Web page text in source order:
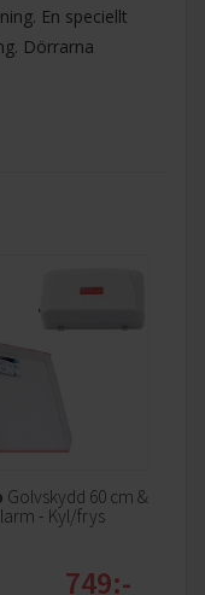
En speciellt
Dörrarna
Golvskydd 60 cm &
- Kyl/frys
749:-